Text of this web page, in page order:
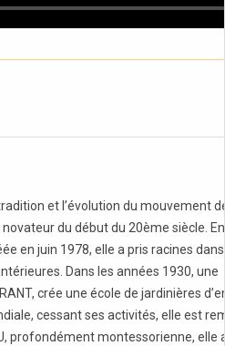
et l’évolution du mouvement
novateur du début du 20ème siècle.
en juin 1978, elle a pris racines
Dans les années 1930, une
crée une école de jardinières
cessant ses activités, elle est
profondément montessorienne, elle